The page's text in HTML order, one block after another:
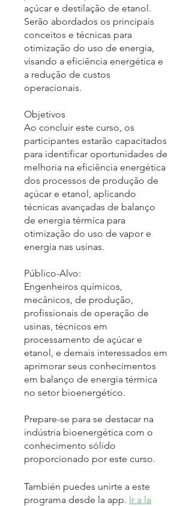
açúcar e destilação de etanol.
Serão abordados os principais
conceitos e técnicas para
otimização do uso de energia,
visando a eficiência energética e
a redução de custos
operacionais.
Objetivos
Ao concluir este curso, os
participantes estarão capacitados
para identificar oportunidades de
melhoria na eficiência energética
dos processos de produção de
açúcar e etanol, aplicando
técnicas avançadas de balanço
de energia térmica para
otimização do uso de vapor e
energia nas usinas.
Público-Alvo:
Engenheiros químicos,
mecânicos, de produção,
profissionais de operação de
usinas, técnicos em
processamento de açúcar e
etanol, e demais interessados em
aprimorar seus conhecimentos
em balanço de energia térmica
no setor bioenergético.
Prepare-se para se destacar na
indústria bioenergética com o
conhecimento sólido
proporcionado por este curso.
También puedes unirte a este
programa desde la app. Ir a la